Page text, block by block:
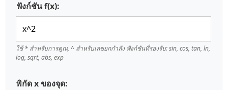
ฟังก์ชัน f(x):
ใช้ * สำหรับการคูณ, ^ สำหรับเลขยกกำลัง ฟังก์ชันที่รองรับ: sin, cos, tan, ln,
log, sqrt, abs, exp
พิกัด x ของจุด: